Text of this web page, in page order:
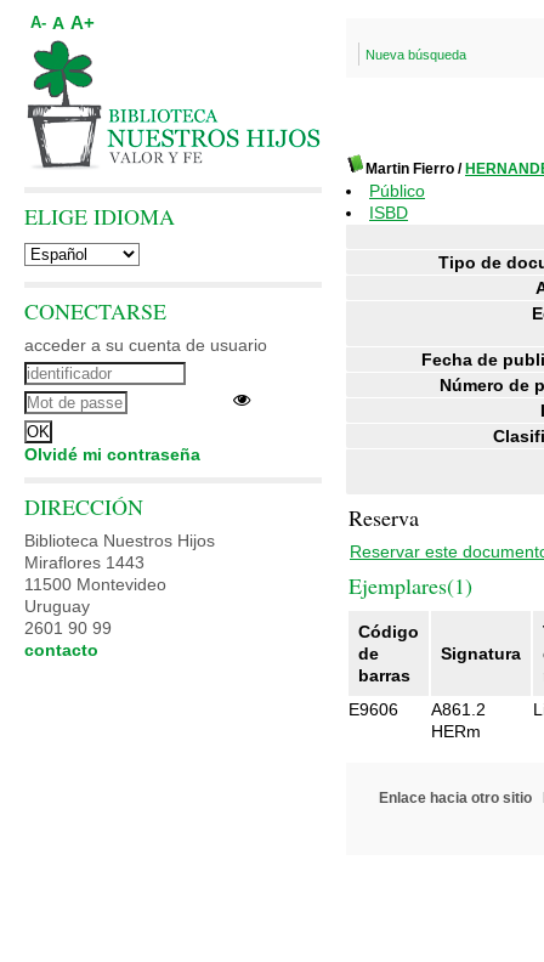
Nueva búsqueda
Martin Fierro /
Público
ISBD
Tipo de
Fecha de
Número de
Reserva
Reservar este
Ejemplares(1)
Código
de
barras
Signatura
E9606
A861.2
HERm
Enlace hacia otro sitio
A- A A+
ELIGE IDIOMA
CONECTARSE
acceder a su cuenta de usuario
Olvidé mi contraseña
DIRECCIÓN
Biblioteca Nuestros Hijos
Miraflores 1443
11500 Montevideo
Uruguay
2601 90 99
contacto